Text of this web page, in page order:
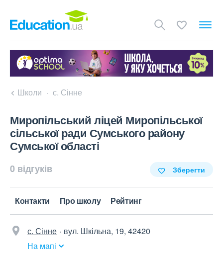
Школи с. Сінне
Миропільський ліцей Миропільської
сільської ради Сумського району
Сумської області
0 відгуків Зберегти
Контакти Про школу Рейтинг
с. Сінне
вул. Шкільна, 19, 42420
На мапі